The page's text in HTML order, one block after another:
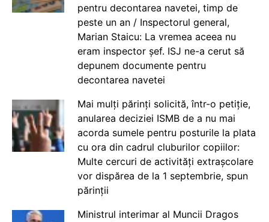
pentru decontarea navetei, timp de
peste un an / Inspectorul general,
Marian Staicu: La vremea aceea nu
eram inspector șef. ISJ ne-a cerut să
depunem documente pentru
decontarea navetei
Mai mulți părinți solicită, într-o petiție,
anularea deciziei ISMB de a nu mai
acorda sumele pentru posturile la plata
cu ora din cadrul cluburilor copiilor:
Multe cercuri de activități extrașcolare
vor dispărea de la 1 septembrie, spun
părinții
Ministrul interimar al Muncii Dragos